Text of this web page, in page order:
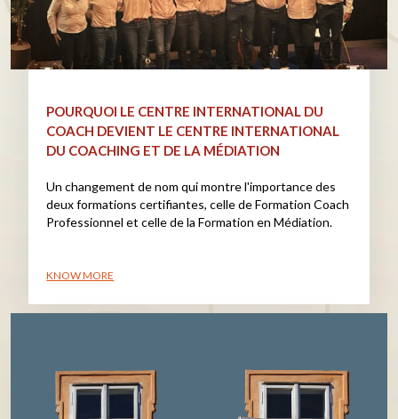
POURQUOI LE CENTRE INTERNATIONAL DU
COACH DEVIENT LE CENTRE INTERNATIONAL
DU COACHING ET DE LA MÉDIATION
Un changement de nom qui montre l'importance des
deux formations certifiantes, celle de Formation Coach
Professionnel et celle de la Formation en Médiation.
KNOW MORE